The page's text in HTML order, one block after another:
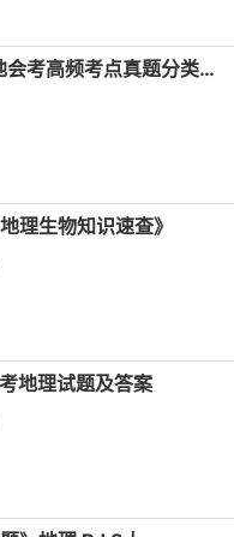
地理《万唯初中生地会考高频考点真题分类》2025电子版下载打印
理生物知识速查》
地理试题及答案